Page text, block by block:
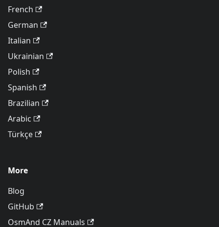
French
German
Italian
Ukrainian
Polish
Spanish
Brazilian
Arabic
Türkçe
More
Blog
GitHub
OsmAnd CZ Manuals